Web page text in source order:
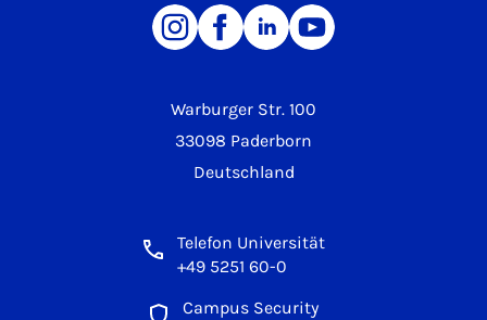
Warburger Str. 100
33098 Paderborn
Deutschland
Telefon Universität
+49 5251 60-0
Campus Security